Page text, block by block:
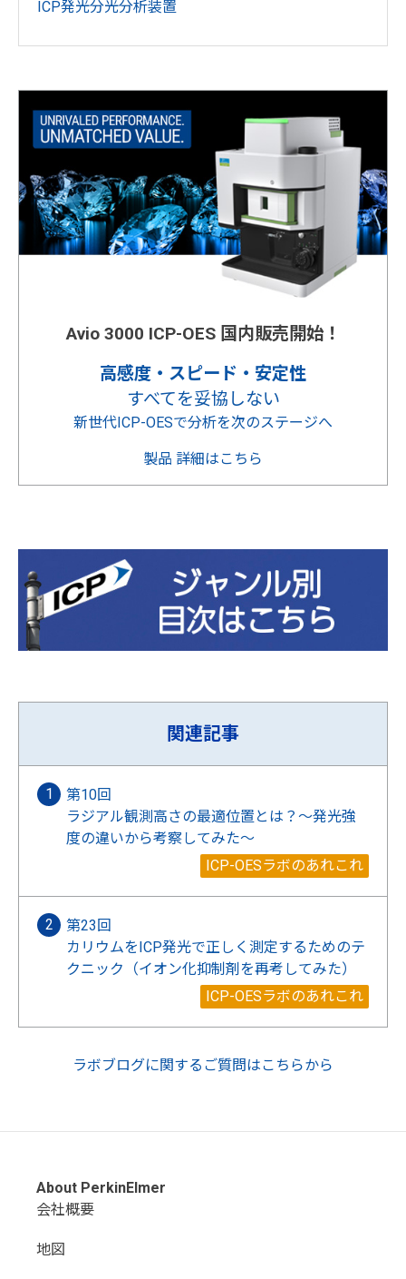
ICP発光分光分析装置
Avio 3000 ICP-OES 国内販売開始！
高感度・スピード・安定性
すべてを妥協しない
新世代ICP-OESで分析を次のステージへ
製品 詳細はこちら
関連記事
第10回
ラジアル観測高さの最適位置とは？～発光強
度の違いから考察してみた～
ICP-OESラボのあれこれ
第23回
カリウムをICP発光で正しく測定するためのテ
クニック（イオン化抑制剤を再考してみた）
ICP-OESラボのあれこれ
ラボブログに関するご質問はこちらから
About PerkinElmer
会社概要
地図